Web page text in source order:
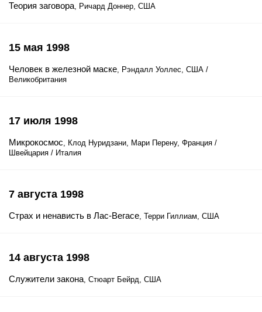
Теория заговора, Ричард Доннер, США
15 мая 1998
Человек в железной маске, Рэндалл Уоллес, США /
Великобритания
17 июля 1998
Микрокосмос, Клод Нуридзани, Мари Перену, Франция /
Швейцария / Италия
7 августа 1998
Страх и ненависть в Лас-Вегасе, Терри Гиллиам, США
14 августа 1998
Служители закона, Стюарт Бейрд, США